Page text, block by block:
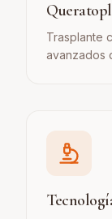
Trasplante
avanzados